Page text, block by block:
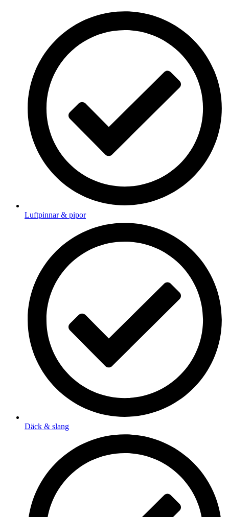
Luftpinnar & pipor
Däck & slang